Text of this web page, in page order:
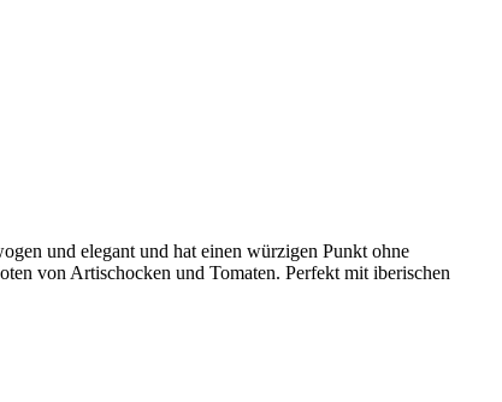
und elegant und hat einen würzigen Punkt ohne
von Artischocken und Tomaten. Perfekt mit iberischen